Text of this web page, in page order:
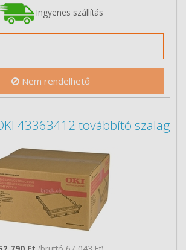
Ingyenes szállítás
Nem rendelhető
43363412 továbbító szalag